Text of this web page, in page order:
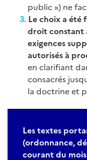
public ») ne
Le choix a été
droit constant
exigences
autorisés à
en clarifiant
consacrés
la doctrine et
Les textes
(ordonnance,
courant du